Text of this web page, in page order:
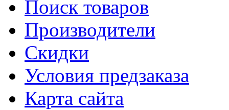
Поиск товаров
Производители
Скидки
Условия предзаказа
Карта сайта